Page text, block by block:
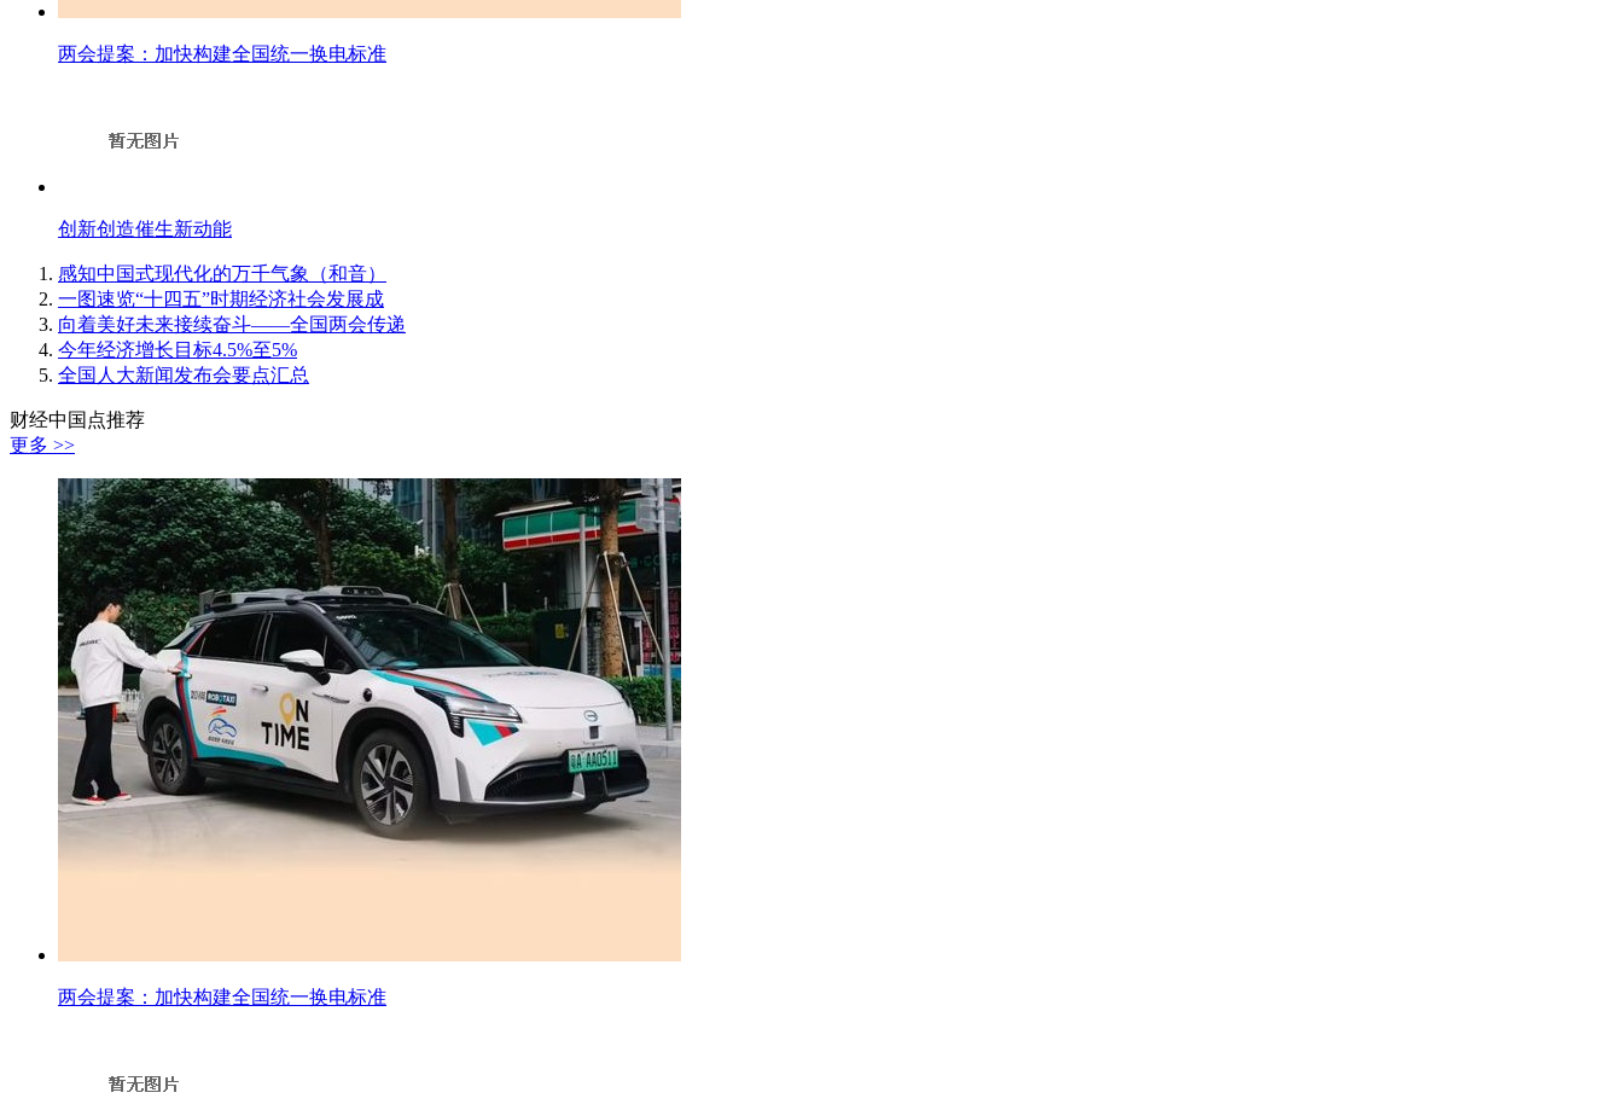
两会提案：加快构建全国统一换电标准
创新创造催生新动能
感知中国式现代化的万千气象（和音）
一图速览“十四五”时期经济社会发展成
向着美好未来接续奋斗——全国两会传递
今年经济增长目标4.5%至5%
全国人大新闻发布会要点汇总
财经中国点推荐
更多 >>
两会提案：加快构建全国统一换电标准